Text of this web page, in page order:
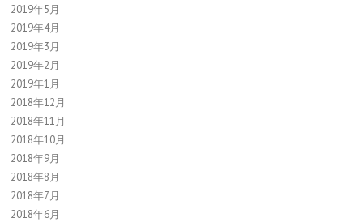
2019年5月
2019年4月
2019年3月
2019年2月
2019年1月
2018年12月
2018年11月
2018年10月
2018年9月
2018年8月
2018年7月
2018年6月